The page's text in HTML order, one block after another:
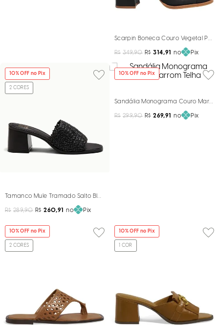
Scarpin Boneca Couro Vegetal
R$ 349,90 R$ 314,91 no Pix
10% OFF no Pix
2 CORES
Tamanco Mule Tramado Salto Bloco Preto
R$ 289,90 R$ 260,91 no Pix
10% OFF no Pix
Sandália Monograma Couro
R$ 299,90 R$ 269,91 no Pix
10% OFF no Pix
2 CORES
10% OFF no Pix
COR